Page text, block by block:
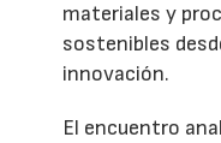
materiales y
sostenibles
innovación.
El encuentro